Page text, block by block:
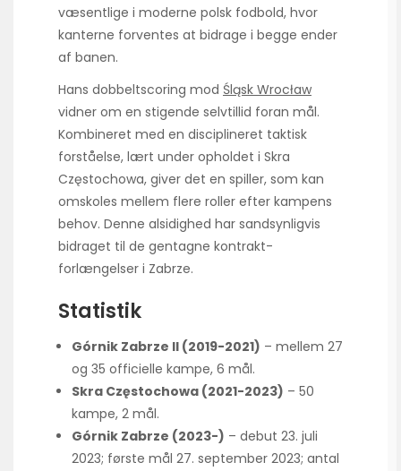
væsentlige i moderne polsk fodbold, hvor
kanterne forventes at bidrage i begge ender
af banen.
Hans dobbeltscoring mod Śląsk Wrocław
vidner om en stigende selvtillid foran mål.
Kombineret med en disciplineret taktisk
forståelse, lært under opholdet i Skra
Częstochowa, giver det en spiller, som kan
omskoles mellem flere roller efter kampens
behov. Denne alsidighed har sandsynligvis
bidraget til de gentagne kontrakt­
forlængelser i Zabrze.
Statistik
Górnik Zabrze II (2019-2021) – mellem 27
og 35 officielle kampe, 6 mål.
Skra Częstochowa (2021-2023) – 50
kampe, 2 mål.
Górnik Zabrze (2023-) – debut 23. juli
2023; første mål 27. september 2023; antal